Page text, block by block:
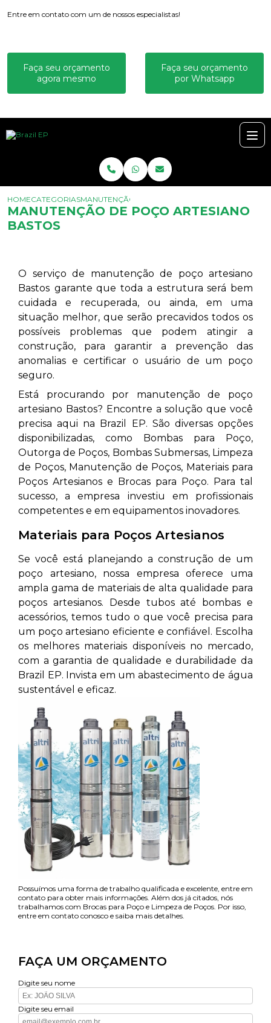
Entre em contato com um de nossos especialistas!
Faça seu orçamento
agora mesmo
Faça seu orçamento
por Whatsapp
HOMECATEGORIASMANUTENÇÃO DE POÇO ARTESIANO BASTOS
MANUTENÇÃO DE POÇO ARTESIANO
BASTOS
O serviço de manutenção de poço artesiano
Bastos garante que toda a estrutura será bem
cuidada e recuperada, ou ainda, em uma
situação melhor, que serão precavidos todos os
possíveis problemas que podem atingir a
construção, para garantir a prevenção das
anomalias e certificar o usuário de um poço
seguro.
Está procurando por manutenção de poço
artesiano Bastos? Encontre a solução que você
precisa aqui na Brazil EP. São diversas opções
disponibilizadas, como Bombas para Poço,
Outorga de Poços, Bombas Submersas, Limpeza
de Poços, Manutenção de Poços, Materiais para
Poços Artesianos e Brocas para Poço. Para tal
sucesso, a empresa investiu em profissionais
competentes e em equipamentos inovadores.
Materiais para Poços Artesianos
Se você está planejando a construção de um
poço artesiano, nossa empresa oferece uma
ampla gama de materiais de alta qualidade para
poços artesianos. Desde tubos até bombas e
acessórios, temos tudo o que você precisa para
um poço artesiano eficiente e confiável. Escolha
os melhores materiais disponíveis no mercado,
com a garantia de qualidade e durabilidade da
Brazil EP. Invista em um abastecimento de água
sustentável e eficaz.
Possuímos uma forma de trabalho qualificada e excelente, entre em
contato para obter mais informações. Além dos já citados, nós
trabalhamos com Brocas para Poço e Limpeza de Poços. Por isso,
entre em contato conosco e saiba mais detalhes.
FAÇA UM ORÇAMENTO
Digite seu nome
Digite seu email